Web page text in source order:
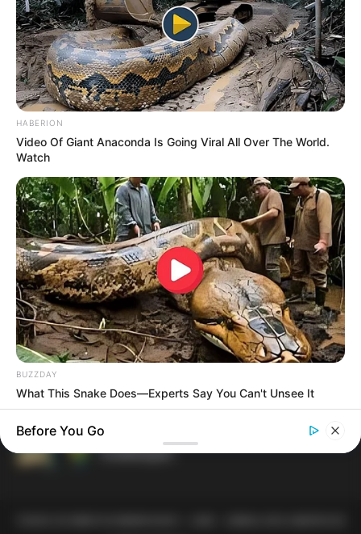
Prefeitura realiza a maior entrega de
motocicletas aos Agentes de Saúde da
história...
Agente de Saúde é indiciada por
falsificar visitas que nunca aconteceram.
R$ 4,61 bilhões para 2,7 milhões de
contribuintes.
MATÉRIAS EM DESTAQUES
Agente de Saúde é indiciada por
falsificar visitas que nunca aconteceram.
Câmara dos Deputados: anuênios,
triênios, quinquênios, sexta-parte e
promulgar PEC 14 em semana de
mobilização.
HABERION
Video Of Giant Anaconda Is Going Viral All Over The World.
Watch
BUZZDAY
What This Snake Does—Experts Say You Can't Unsee It
Before You Go